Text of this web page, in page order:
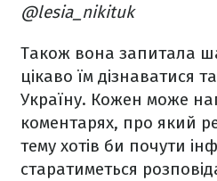
@lesia_nikituk
Також вона запитала
цікаво їм дізнаватися
Україну. Кожен може
коментарях, про який
тему хотів би почути
старатиметься